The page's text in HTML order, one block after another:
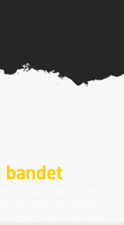
bandet
Sveriges utlandsveteraner.